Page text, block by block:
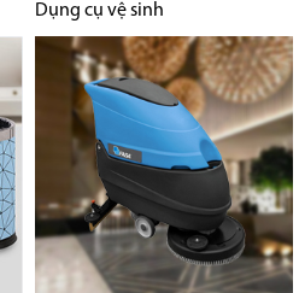
Dụng cụ vệ sinh